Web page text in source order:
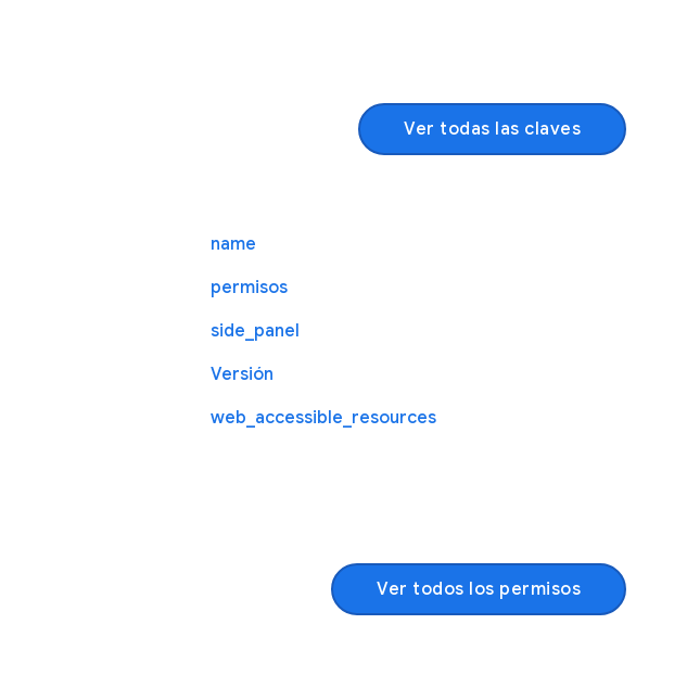
Ver todas las claves
name
permisos
side_panel
Versión
web_accessible_resources
Ver todos los permisos